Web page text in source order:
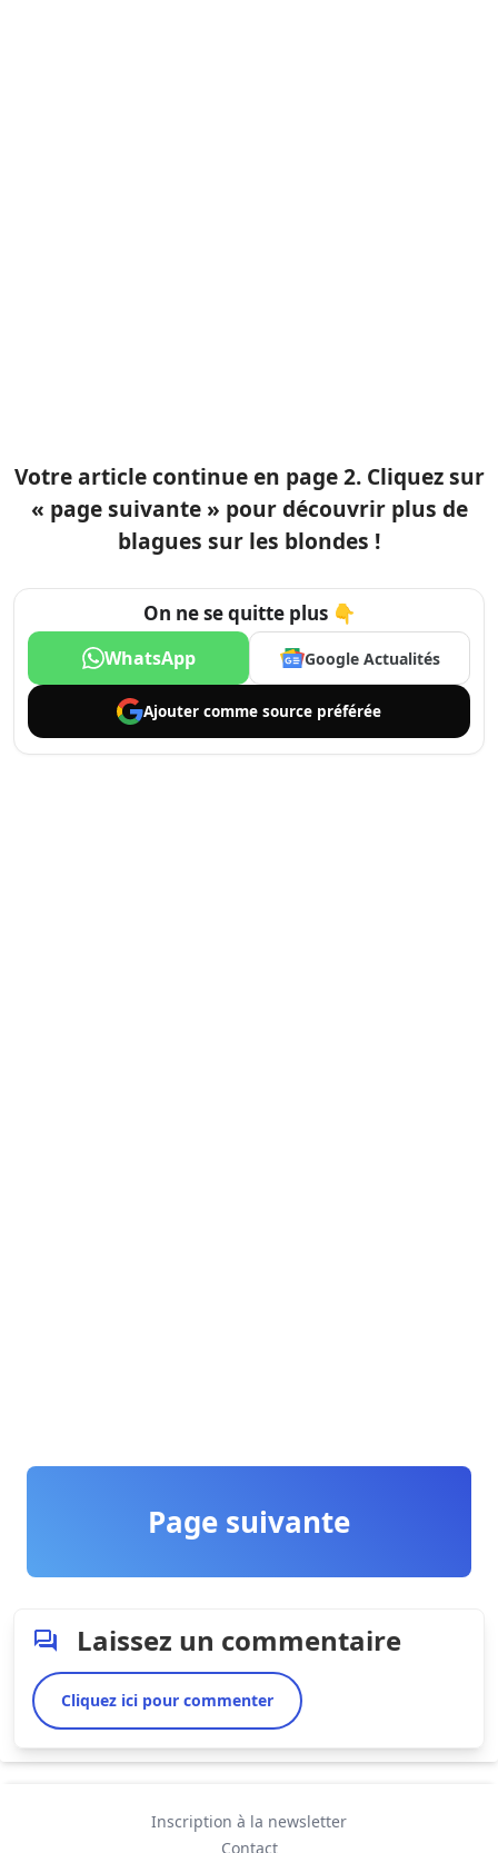
Votre article continue en page 2. Cliquez sur
« page suivante » pour découvrir plus de
blagues sur les blondes !
On ne se quitte plus 👇
WhatsApp Google Actualités
Ajouter comme source préférée
Page suivante
Laissez un commentaire
Cliquez ici pour commenter
Inscription à la newsletter
Contact